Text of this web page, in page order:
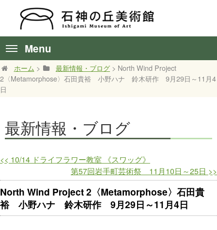
Menu
ホーム > 最新情報・ブログ > North Wind Project
2〈Metamorphose〉石田貴裕 小野ハナ 鈴木研作 9月29日～11月4
日
最新情報・ブログ
<< 10/14 ドライフラワー教室 《スワッグ》
第57回岩手町芸術祭 11月10日～25日 >>
North Wind Project 2〈Metamorphose〉石田貴
裕 小野ハナ 鈴木研作 9月29日～11月4日